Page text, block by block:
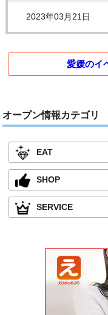
2023年03月21日
愛媛のイ
オープン情報カテゴリ
EAT
SHOP
SERVICE